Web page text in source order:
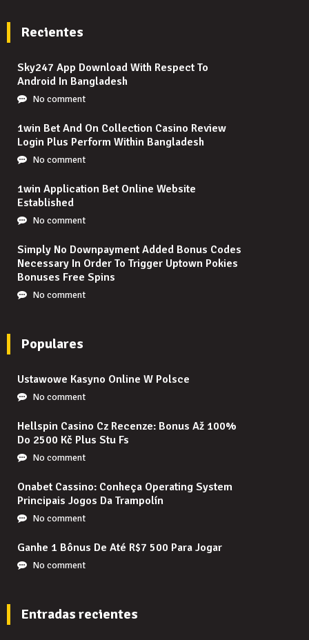
Recientes
Sky247 App Download With Respect To
Android In Bangladesh
No comment
1win Bet And On Collection Casino Review
Login Plus Perform Within Bangladesh
No comment
1win Application Bet Online Website
Established
No comment
Simply No Downpayment Added Bonus Codes
Necessary In Order To Trigger Uptown Pokies
Bonuses Free Spins
No comment
Populares
Ustawowe Kasyno Online W Polsce
No comment
Hellspin Casino Cz Recenze: Bonus Až 100%
Do 2500 Kč Plus Stu Fs
No comment
Onabet Cassino: Conheça Operating System
Principais Jogos Da Trampolín
No comment
Ganhe 1 Bônus De Até R$7 500 Para Jogar
No comment
Entradas recientes